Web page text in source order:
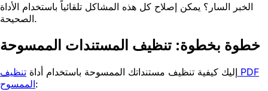
الخبر السار؟ يمكن إصلاح كل هذه المشاكل تلقائياً باستخدام الأداة
الصحيحة.
خطوة بخطوة: تنظيف المستندات الممسوحة
إليك كيفية تنظيف مستنداتك الممسوحة باستخدام أداة تنظيف PDF
الممسوح: